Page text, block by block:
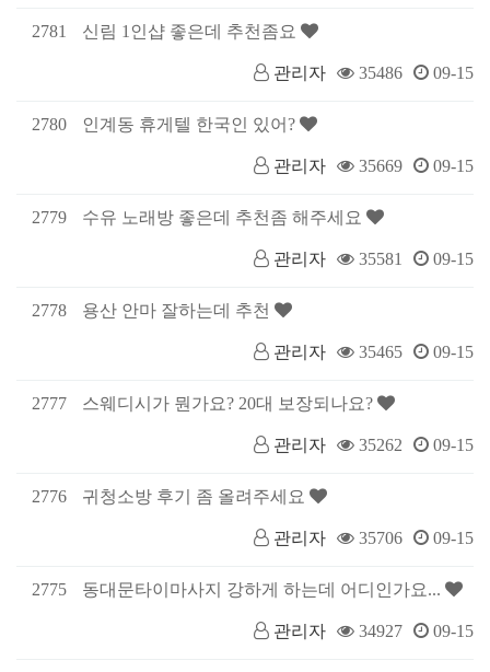
2781 신림 1인샵 좋은데 추천좀요
관리자 35486 09-15
2780 인계동 휴게텔 한국인 있어?
관리자 35669 09-15
2779 수유 노래방 좋은데 추천좀 해주세요
관리자 35581 09-15
2778 용산 안마 잘하는데 추천
관리자 35465 09-15
2777 스웨디시가 뭔가요? 20대 보장되나요?
관리자 35262 09-15
2776 귀청소방 후기 좀 올려주세요
관리자 35706 09-15
2775 동대문타이마사지 강하게 하는데 어디인가요...
관리자 34927 09-15